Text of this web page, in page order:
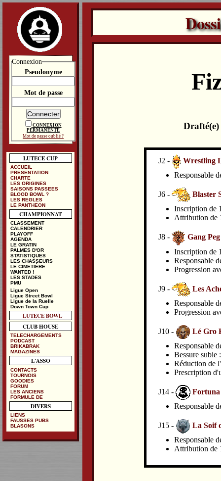
J2 -
Wrestling
Responsable
J6 -
Blaster
Inscription de
Attribution de
J8 -
Gang
Inscription de
Responsable
Progression
J9 -
Les
Responsable
Progression
J10 -
Lé Gro
Responsable
Bessure subie
Réduction de l'
Prescription
J14 -
Responsable
J15 -
La Soif
Responsable
Attribution de
Connexion
Pseudonyme
Mot de passe
CONNEXION
PERMANENTE
Mot de passe oublié ?
LUTECE CUP
ACCUEIL
PRESENTATION
CHARTE
LES ORIGINES
SAISONS PASSEES
BLOOD BOWL ?
LES REGLES
LE PANTHEON
CHAMPIONNAT
CLASSEMENT
CALENDRIER
PLAYOFF
AGENDA
LE GRATIN
PALMES D'OR
STATISTIQUES
LES CHASSEURS
LE CIMETIÈRE
WANTED !
LES STADES
PMU
Ligue Open
Ligue Street Bowl
Ligue de la Ruelle
Down Town Cup
LUTECE BOWL
CLUB HOUSE
TELECHARGEMENTS
PODCAST
BRIKABRAK
MAGAZINES
L'ASSO
CONTACTS
TOURNOIS
GOODIES
FORUM
LES ANCIENS
FORMULE DE
DIVERS
LIENS
FAUSSES PUBS
BLASONS